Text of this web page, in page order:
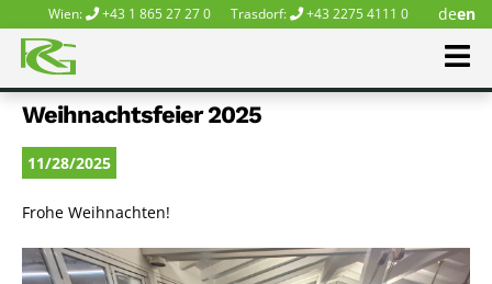
Wien: +43 1 865 27 27 0 Trasdorf: +43 2275 4111 0 deen
Weihnachtsfeier 2025
11/28/2025
Frohe Weihnachten!